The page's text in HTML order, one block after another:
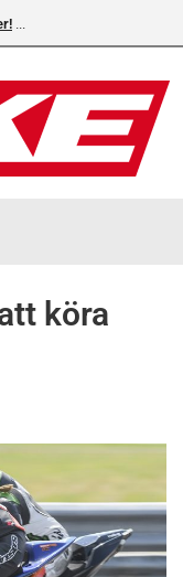
köra